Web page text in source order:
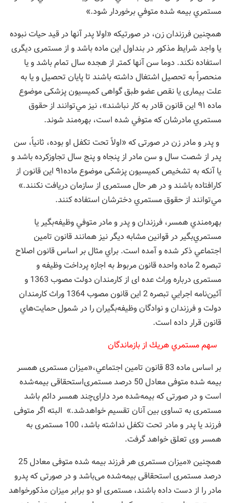
مستمري بيمه شده متوفي برخوردار شود.»
همچنين فرزندان زن، در صورتيكه «اولا پدر آنها در قید حیات نبوده
یا واجد شرایط مذکور در بنداول این ماده باشد و از مستمری دیگری
استفاده نکند. دوما سن آنها کمتر از هجده سال تمام باشد و یا
منحصراً به تحصیل اشتغال داشته باشند تا پایان تحصیل و یا به
علت بیماری‌ یا نقص عضو طبق گواهی کمیسیون پزشکی موضوع
ماده ۹۱ این‌ قانون قادر به کار نباشند»، نيز مي‌توانند از حقوق
مستمري مادرشان كه متوفي شده است، بهره‌مند شوند.
و پدر و مادر زن در صورتی که «اولاً تحت تکفل او بوده، ثانیاً، سن
پدر از شصت سال و سن مادر از پنجاه و پنج سال تجاوزکرده باشد و
یا آنکه به تشخیص کمیسیون پزشکی موضوع ماده‌۹۱ این قانون از
کارافتاده باشند و در هر حال مستمری از سازمان دریافت نكنند.»
مي‌توانند از حقوق مستمري دخترشان استفاده كنند.
بهره‌مندي همسر، فرزندان و پدر و مادر متوفي وظيفه‌بگير يا
مستمري‌بگير در قوانين مشابه ديگر نيز همانند قانون تامين
اجتماعي ذكر شده و آمده است. براي مثال بر اساس قانون اصلاح
تبصره 2 ماده واحده قانون مربوط به اجازه پرداخت وظیفه و
مستمری درباره وراث عده ای از کارمندان دولت مصوب 1363 و
آئين‌نامه اجرايي تبصره 2 اين قانون مصوب 1364 وراث كارمندان
دولت و فرزندان و نوادگان وظيفه‌بگيران را در شمول حمايت‌هاي
قانون قرار داده است.
‌ سهم مستمري هريك از بازماندگان
بر اساس ماده 83 قانون تامين اجتماعي،«میزان مستمری همسر
بیمه ‌شده متوفی معادل 50 درصد مستمری‌استحقاقی بیمه‌شده
است و در صورتی که بیمه‌شده مرد دارای‌چند همسر دائم باشد
مستمری به تساوی بین آنان تقسیم خواهدشد.» البته اگر متوفی
فرزند یا پدر و مادر تحت تکفل نداشته باشد، 100 مستمری به
همسر وی تعلق خواهد گرفت.
همچنين «میزان مستمری هر فرزند بیمه ‌شده متوفی معادل 25
درصد مستمری استحقاقی بیمه‌شده می‌باشد و در صورتی که پدرو
مادر را از دست داده باشند، مستمری او دو برابر میزان مذکورخواهد